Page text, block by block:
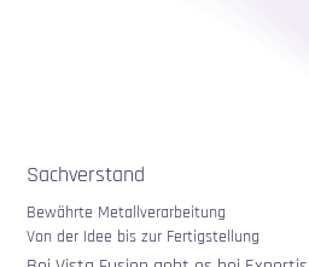
Sachverstand
Bewährte Metallverarbeitung
Von der Idee bis zur Fertigstellung